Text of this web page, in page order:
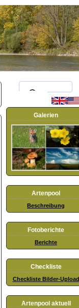
Galerien
Artenpool
Beschreibung
Fotoberichte
Berichte
Checkliste
Checkliste Bilder-Upload
Artenpool aktuell